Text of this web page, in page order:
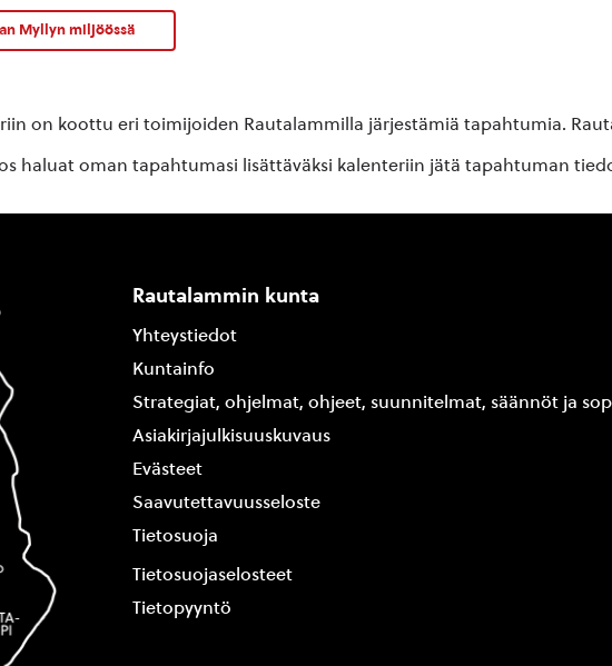
Myllyn miljöössä
on koottu eri toimijoiden Rautalammilla järjestämiä tapahtumia.
haluat oman tapahtumasi lisättäväksi kalenteriin jätä tapahtuman
Rautalammin kunta
Yhteystiedot
Kuntainfo
Strategiat, ohjelmat, ohjeet, suunnitelmat, säännöt ja
Asiakirjajulkisuuskuvaus
Evästeet
Saavutettavuusseloste
Tietosuoja
Tietosuojaselosteet
Tietopyyntö